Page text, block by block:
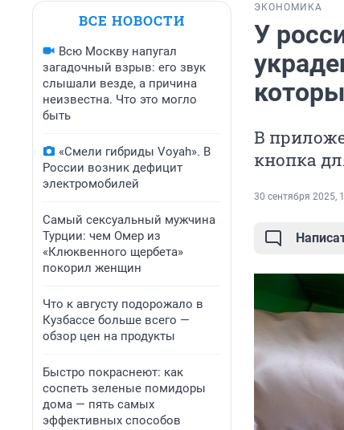
ВСЕ НОВОСТИ
Всю Москву напугал
загадочный взрыв: его звук
слышали везде, а причина
неизвестна. Что это могло
быть
«Смели гибриды Voyah». В
России возник дефицит
электромобилей
Самый сексуальный мужчина
Турции: чем Омер из
«Клюквенного щербета»
покорил женщин
Что к августу подорожало в
Кузбассе больше всего —
обзор цен на продукты
Быстро покраснеют: как
соспеть зеленые помидоры
дома — пять самых
эффективных способов
ЭКОНОМИКА
У
В
кнопка
30 сентября 2025,